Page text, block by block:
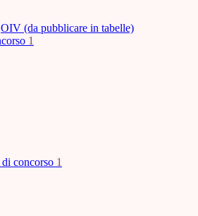
OIV (da pubblicare in tabelle)
1
concorso 1